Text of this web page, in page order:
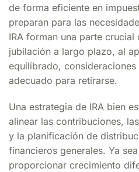
de forma eficiente en
preparan para las
IRA forman una parte
jubilación a largo plazo, al
equilibrado,
adecuado para retirarse.
Una estrategia de IRA bien
alinear las contribuciones,
y la planificación de
financieros generales. Ya
proporcionar crecimiento